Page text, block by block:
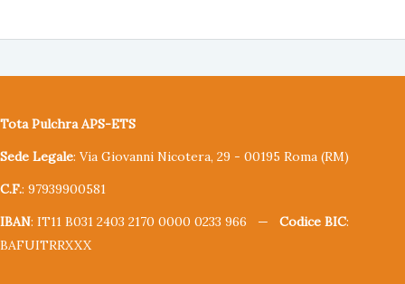
Tota Pulchra APS-ETS
Sede Legale: Via Giovanni Nicotera, 29 - 00195 Roma (RM)
C.F.: 97939900581
IBAN: IT11 B031 2403 2170 0000 0233 966 — Codice BIC:
BAFUITRRXXX